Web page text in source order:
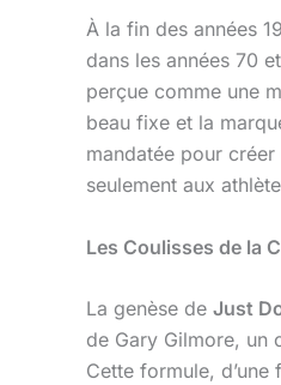
À la fin des années
dans les années 70
perçue comme une
beau fixe et la
mandatée pour
seulement aux
Les Coulisses de la
La genèse de Just
de Gary Gilmore, un
Cette formule,